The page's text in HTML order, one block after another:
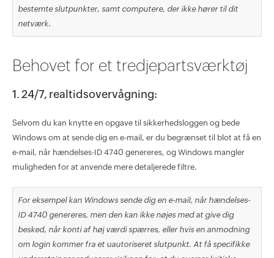
bestemte slutpunkter, samt computere, der ikke hører til dit
netværk.
Behovet for et tredjepartsværktøj
1. 24/7, realtidsovervågning:
Selvom du kan knytte en opgave til sikkerhedsloggen og bede
Windows om at sende dig en e-mail, er du begrænset til blot at få en
e-mail, når hændelses-ID 4740 genereres, og Windows mangler
muligheden for at anvende mere detaljerede filtre.
For eksempel kan Windows sende dig en e-mail, når hændelses-
ID 4740 genereres, men den kan ikke nøjes med at give dig
besked, når konti af høj værdi spærres, eller hvis en anmodning
om login kommer fra et uautoriseret slutpunkt. At få specifikke